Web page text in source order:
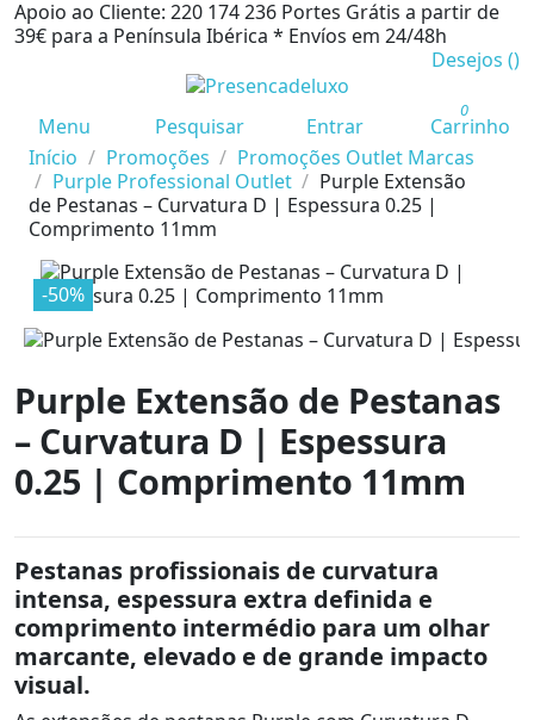
Apoio ao Cliente: 220 174 236 Portes Grátis a partir de
39€ para a Península Ibérica * Envíos em 24/48h
Desejos ()
Menu Pesquisar Entrar
0
Carrinho
Início
Promoções
Promoções Outlet Marcas
Purple Professional Outlet
Purple Extensão
de Pestanas – Curvatura D | Espessura 0.25 |
Comprimento 11mm
-50%
Purple Extensão de Pestanas
– Curvatura D | Espessura
0.25 | Comprimento 11mm
Pestanas profissionais de curvatura
intensa, espessura extra definida e
comprimento intermédio para um olhar
marcante, elevado e de grande impacto
visual.